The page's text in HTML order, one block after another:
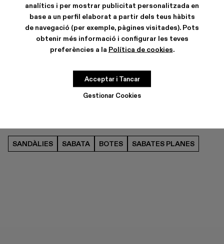
analítics i per mostrar publicitat personalitzada en
base a un perfil elaborat a partir dels teus hàbits
de navegació (per exemple, pàgines visitades). Pots
obtenir més informació i configurar les teves
preferències a la Política de cookies.
Gestionar Cookies
Acceptar i Tancar
MITJONS PER A DONA
SANDÀLIES SABATA BOTES SABATES PLANES